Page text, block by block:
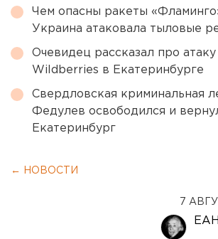
Чем опасны ракеты
Украина атаковала тыловые
Очевидец рассказал про
Wildberries в Екатеринбурге
Свердловская криминальная
Федулев освободился и
Екатеринбург
← НОВОСТИ
7